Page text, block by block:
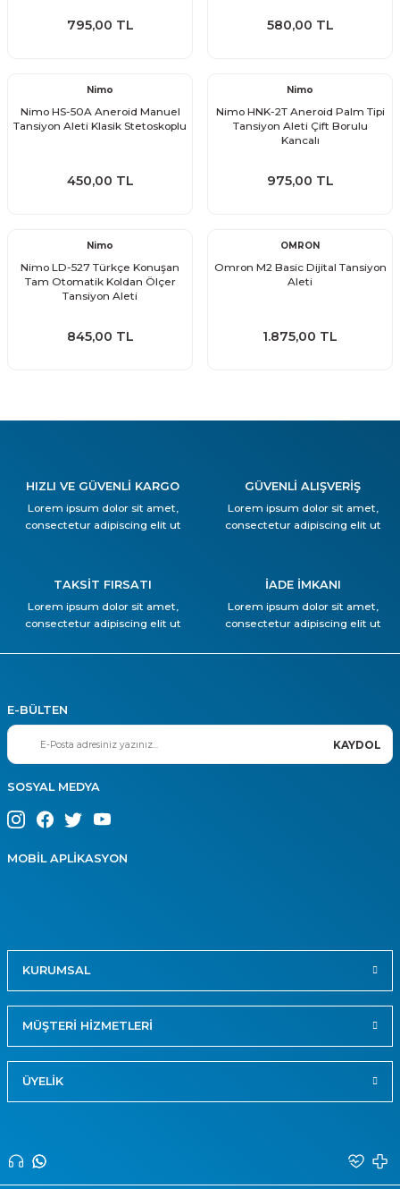
795,00 TL 580,00 TL
Nimo
Nimo HS-50A Aneroid Manuel
Tansiyon Aleti Klasik Stetoskoplu
450,00 TL
Nimo
Nimo HNK-2T Aneroid Palm Tipi
Tansiyon Aleti Çift Borulu
Kancalı
975,00 TL
Nimo
Nimo LD-527 Türkçe Konuşan
Tam Otomatik Koldan Ölçer
Tansiyon Aleti
845,00 TL
OMRON
Omron M2 Basic Dijital Tansiyon
Aleti
1.875,00 TL
HIZLI VE GÜVENLİ KARGO
Lorem ipsum dolor sit amet,
consectetur adipiscing elit ut
GÜVENLİ ALIŞVERİŞ
Lorem ipsum dolor sit amet,
consectetur adipiscing elit ut
TAKSİT FIRSATI
Lorem ipsum dolor sit amet,
consectetur adipiscing elit ut
İADE İMKANI
Lorem ipsum dolor sit amet,
consectetur adipiscing elit ut
E-BÜLTEN
KAYDOL
SOSYAL MEDYA
MOBİL APLİKASYON
KURUMSAL
MÜŞTERİ HİZMETLERİ
ÜYELİK